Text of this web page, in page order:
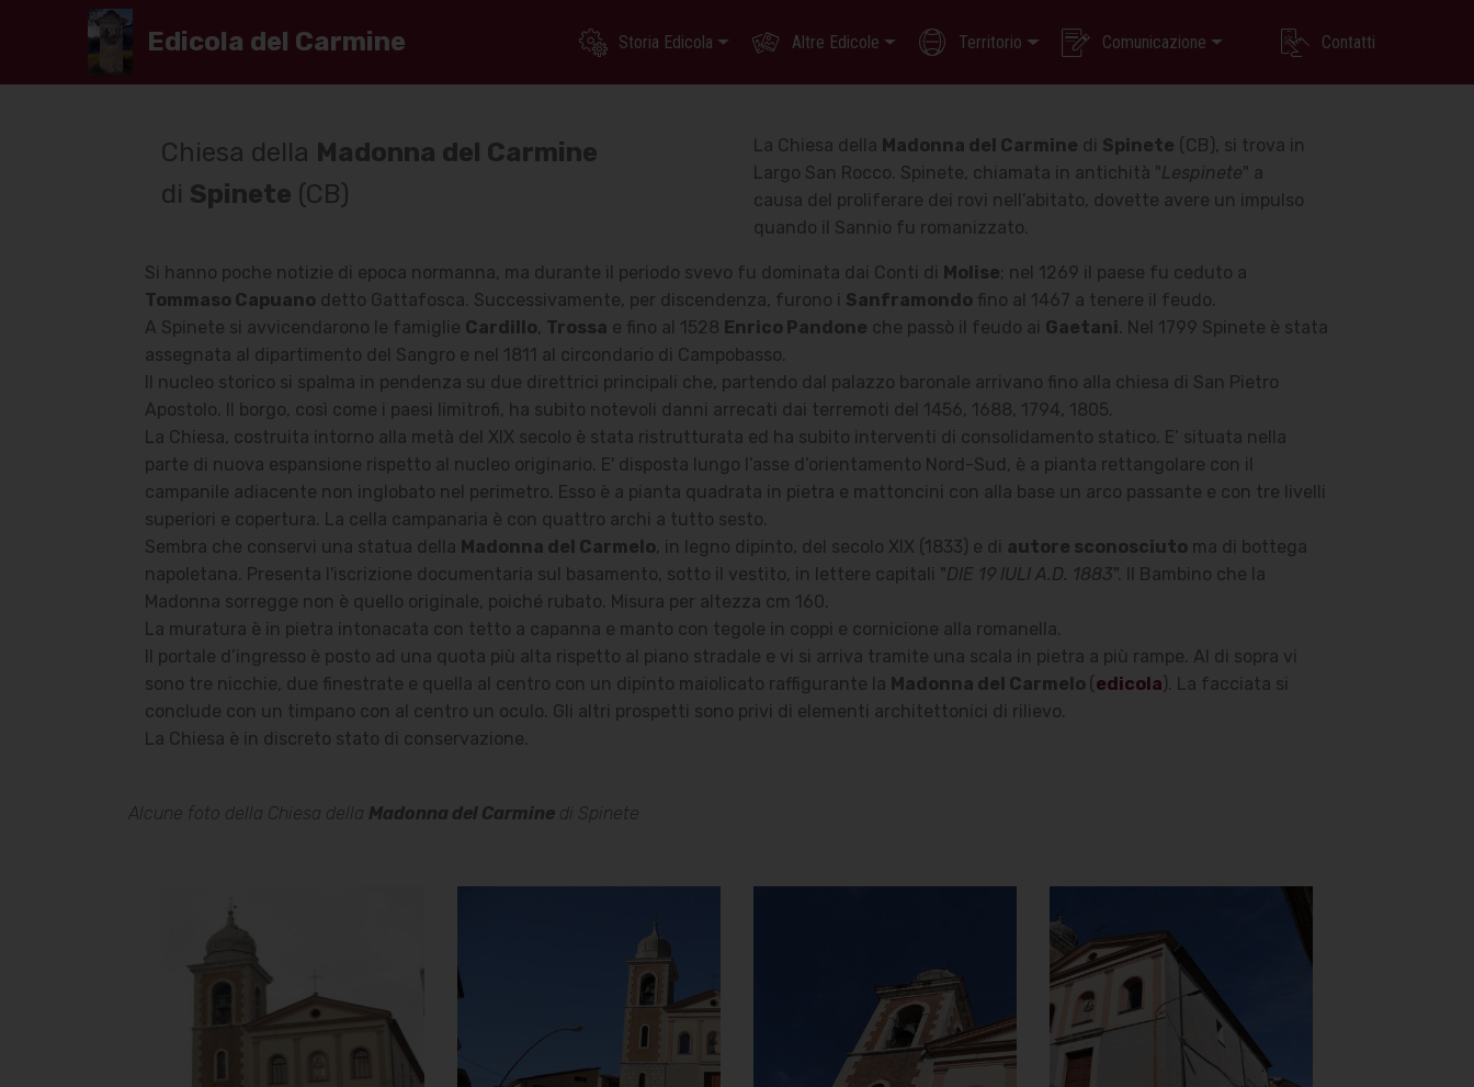
Edicola del Carmine Storia Edicola Altre Edicole Territorio Comunicazione Contatti
Chiesa della Madonna del Carmine
di Spinete (CB)
La Chiesa della Madonna del Carmine di Spinete (CB), si trova in
Largo San Rocco. Spinete, chiamata in antichità "Lespinete" a
causa del proliferare dei rovi nell’abitato, dovette avere un impulso
quando il Sannio fu romanizzato.
Si hanno poche notizie di epoca normanna, ma durante il periodo svevo fu dominata dai Conti di Molise; nel 1269 il paese fu ceduto a
Tommaso Capuano detto Gattafosca. Successivamente, per discendenza, furono i Sanframondo fino al 1467 a tenere il feudo.
A Spinete si avvicendarono le famiglie Cardillo, Trossa e fino al 1528 Enrico Pandone che passò il feudo ai Gaetani. Nel 1799 Spinete è stata
assegnata al dipartimento del Sangro e nel 1811 al circondario di Campobasso.
Il nucleo storico si spalma in pendenza su due direttrici principali che, partendo dal palazzo baronale arrivano fino alla chiesa di San Pietro
Apostolo. Il borgo, così come i paesi limitrofi, ha subito notevoli danni arrecati dai terremoti del 1456, 1688, 1794, 1805.
La Chiesa, costruita intorno alla metà del XIX secolo è stata ristrutturata ed ha subito interventi di consolidamento statico. E’ situata nella
parte di nuova espansione rispetto al nucleo originario. E' disposta lungo l’asse d’orientamento Nord-Sud, è a pianta rettangolare con il
campanile adiacente non inglobato nel perimetro. Esso è a pianta quadrata in pietra e mattoncini con alla base un arco passante e con tre livelli
superiori e copertura. La cella campanaria è con quattro archi a tutto sesto.
Sembra che conservi una statua della Madonna del Carmelo, in legno dipinto, del secolo XIX (1833) e di autore sconosciuto ma di bottega
napoletana. Presenta l'iscrizione documentaria sul basamento, sotto il vestito, in lettere capitali "DIE 19 IULI A.D. 1883". Il Bambino che la
Madonna sorregge non è quello originale, poiché rubato. Misura per altezza cm 160.
La muratura è in pietra intonacata con tetto a capanna e manto con tegole in coppi e cornicione alla romanella.
Il portale d’ingresso è posto ad una quota più alta rispetto al piano stradale e vi si arriva tramite una scala in pietra a più rampe. Al di sopra vi
sono tre nicchie, due finestrate e quella al centro con un dipinto maiolicato raffigurante la Madonna del Carmelo ( edicola). La facciata si
conclude con un timpano con al centro un oculo. Gli altri prospetti sono privi di elementi architettonici di rilievo.
La Chiesa è in discreto stato di conservazione.
Alcune foto della Chiesa della Madonna del Carmine di Spinete
Chiesa della
Madonna del
Carmine
Chiesa della
Madonna del
Carmine
Vista panoramica
Madonna del
Carmine
Particolare facciata
con tre nicchie
Chiesa della
Madonna del
Carmine
Vista lato destro